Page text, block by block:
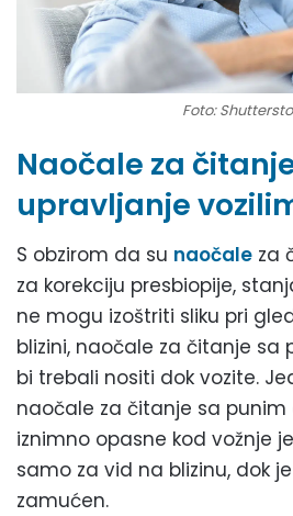
Foto:
Naočale za
upravljanje
S obzirom da su naočale za
za korekciju presbiopije,
ne mogu izoštriti sliku pri
blizini, naočale za čitanje sa
bi trebali nositi dok vozite.
naočale za čitanje sa
iznimno opasne kod vožnje
samo za vid na blizinu, dok
zamućen.